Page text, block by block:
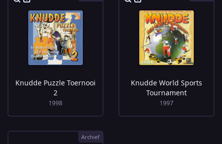
Knudde Puzzle Toernooi
2
1998
Knudde World Sports
Tournament
1997
Archief